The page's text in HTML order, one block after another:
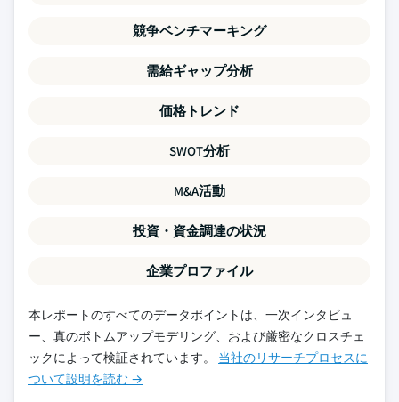
競争ベンチマーキング
需給ギャップ分析
価格トレンド
SWOT分析
M&A活動
投資・資金調達の状況
企業プロファイル
本レポートのすべてのデータポイントは、一次インタビュ
ー、真のボトムアップモデリング、および厳密なクロスチェ
ックによって検証されています。 当社のリサーチプロセスに
ついて設明を読む →